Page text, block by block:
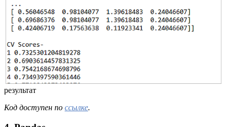
результат
Код доступен по ссылке.